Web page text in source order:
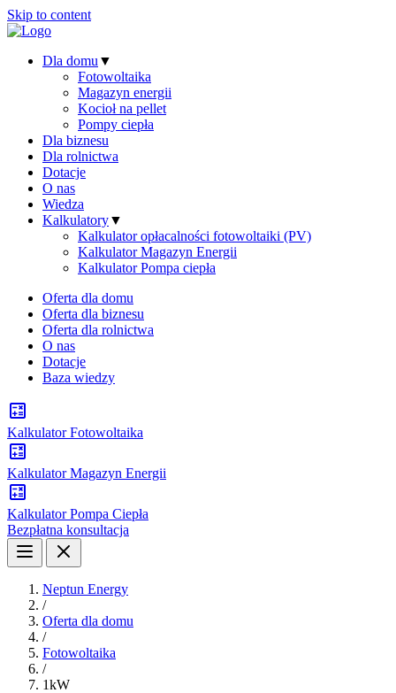
Skip to content
Dla domu ▼
Fotowoltaika
Magazyn energii
Kocioł na pellet
Pompy ciepła
Dla biznesu
Dla rolnictwa
Dotacje
O nas
Wiedza
Kalkulatory▼
Kalkulator opłacalności fotowoltaiki (PV)
Kalkulator Magazyn Energii
Kalkulator Pompa ciepła
Oferta dla domu
Oferta dla biznesu
Oferta dla rolnictwa
O nas
Dotacje
Baza wiedzy
Kalkulator Fotowoltaika
Kalkulator Magazyn Energii
Kalkulator Pompa Ciepła
Bezpłatna konsultacja
Neptun Energy
/
Oferta dla domu
/
Fotowoltaika
/
1kW